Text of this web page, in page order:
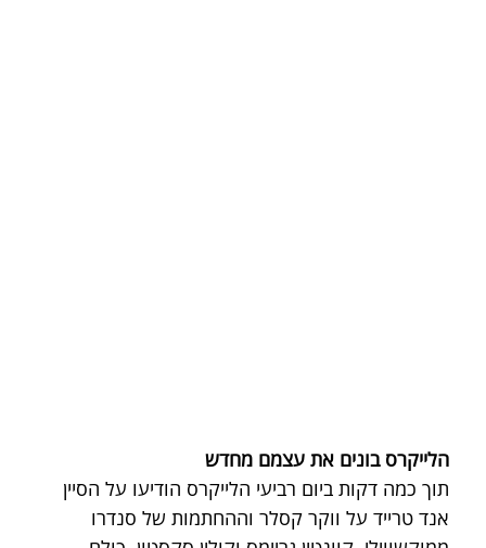
הלייקרס בונים את עצמם מחדש
תוך כמה דקות ביום רביעי הלייקרס הודיעו על הסיין
אנד טרייד על ווקר קסלר וההחתמות של סנדרו